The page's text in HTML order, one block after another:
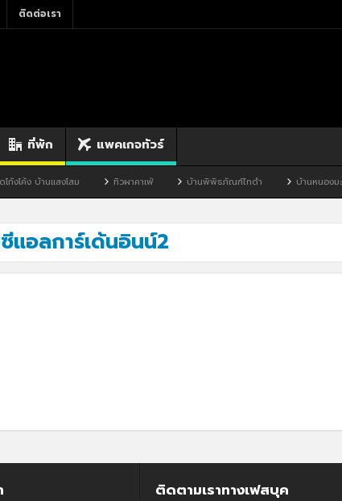
ติดต่อเรา
ที่พัก แพคเกจทัวร์
โค้ง บ้านแสงโสม ทิวผาคาเฟ่ บ้านพิพิธภัณฑ์ไทดำ บ้านหนองมะจับ
แอลการ์เด้นอินน์2
ติดตามเราทางเฟสบุค